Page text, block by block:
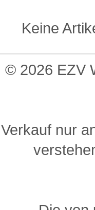
Keine
© 2026 EZV
Verkauf nur